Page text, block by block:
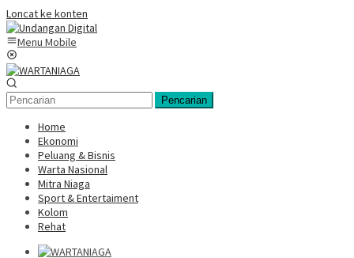
Loncat ke konten
Menu Mobile
Pencarian
Home
Ekonomi
Peluang & Bisnis
Warta Nasional
Mitra Niaga
Sport & Entertaiment
Kolom
Rehat